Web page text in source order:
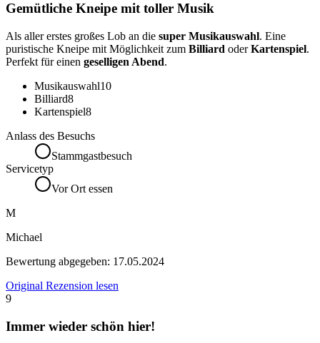
Gemütliche Kneipe mit toller Musik
Als aller erstes großes Lob an die super Musikauswahl. Eine
puristische Kneipe mit Möglichkeit zum Billiard oderKartenspiel.
Perfekt für einen geselligen Abend.
Musikauswahl10
Billiard8
Kartenspiel8
Anlass des Besuchs
Stammgastbesuch
Servicetyp
Vor Ort essen
M
Michael
Bewertung abgegeben: 17.05.2024
Original Rezension lesen
9
Immer wieder schön hier!